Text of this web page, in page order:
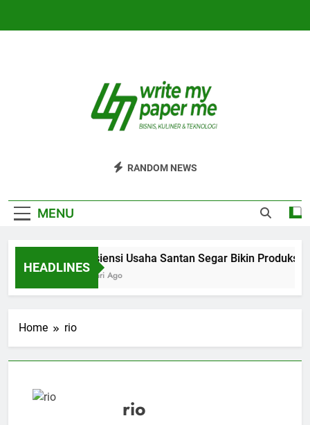
Bisnis, Kuliner, Teknologi
RANDOM NEWS
MENU
HEADLINES
Efisiensi Usaha Santan Segar Bikin Produksi
5 Hari Ago
Home rio
rio